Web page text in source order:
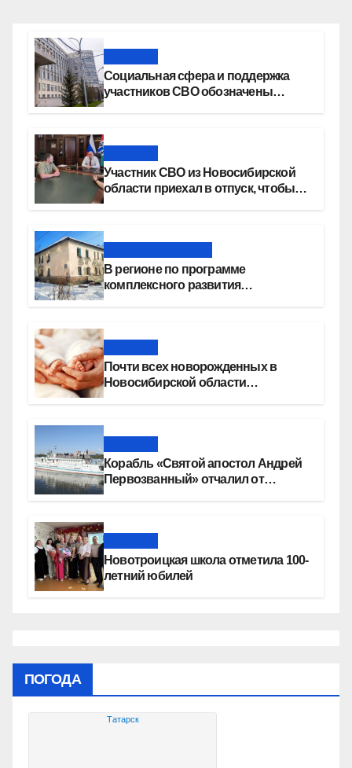
Социальная сфера и поддержка
участников СВО обозначены
Участник СВО из Новосибирской
области приехал в отпуск, чтобы
В регионе по программе
комплексного развития
Почти всех новорожденных в
Новосибирской области
Корабль «Святой апостол Андрей
Первозванный» отчалил от
Новотроицкая школа отметила 100-
летний юбилей
ПОГОДА
Татарск